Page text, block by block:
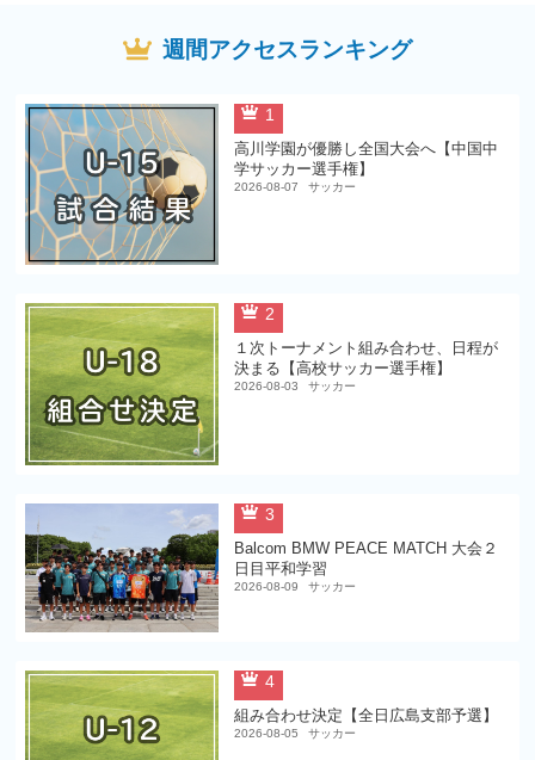
週間アクセスランキング
1
高川学園が優勝し全国大会へ【中国中
学サッカー選手権】
2026-08-07 サッカー
2
１次トーナメント組み合わせ、日程が
決まる【高校サッカー選手権】
2026-08-03 サッカー
3
Balcom BMW PEACE MATCH 大会２
日目平和学習
2026-08-09 サッカー
4
組み合わせ決定【全日広島支部予選】
2026-08-05 サッカー